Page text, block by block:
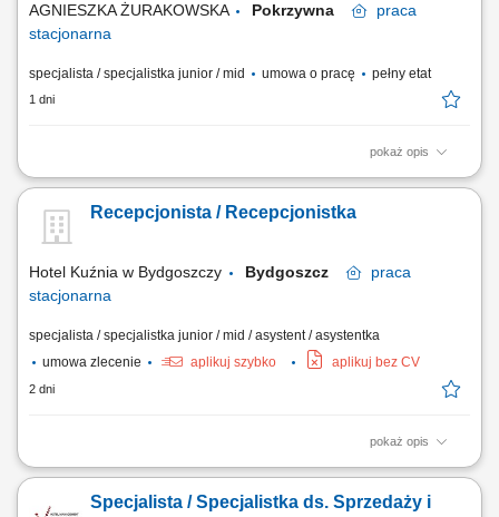
AGNIESZKA ŻURAKOWSKA
Pokrzywna
praca
stacjonarna
specjalista / specjalistka junior / mid umowa o pracę pełny etat
1 dni
pokaż opis
Opis stanowiska kompleksowa obsługa Gości hotelowych zgodnie z
wymeldowania Gości, obsługa rezerwacji telefonicznych, mailowych
oraz bezpośrednich, udzielanie informacji o usługach hotelu,
Recepcjonista / Recepcjonistka
Hotel Kuźnia w Bydgoszczy Bydgoszcz
praca
stacjonarna
specjalista / specjalistka junior / mid / asystent / asystentka
umowa zlecenie
aplikuj szybko aplikuj bez CV
2 dni
pokaż opis
obsługa gości hotelowych (meldowanie i wymeldowanie), udzielanie
rezerwacji (telefonicznych, mailowych, z portali rezerwacyjnych),
Specjalista / Specjalistka ds. Sprzedaży i